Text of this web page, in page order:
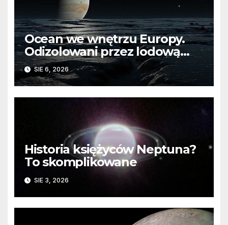
Ocean we wnętrzu Europy.
Odizolowani przez lodową
barierę
SIE 6, 2026
Historia księżyców Neptuna?
To skomplikowane
SIE 3, 2026